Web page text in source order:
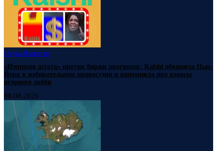
НаукаНовости
«Империя штата» против биржи прогнозов: Kalshi обвинила Нью-
Йорк в избирательном правосудии и напомнила про взносы
игорного лобби
08.08.2026